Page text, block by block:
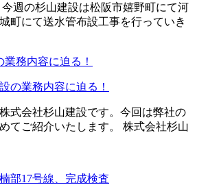
週の杉山建設は松阪市嬉野町にて河
町にて送水管布設工事を行っていき
の業務内容に迫る！
式会社杉山建設です。今回は弊社の
てご紹介いたします。 株式会社杉山
部17号線、完成検査